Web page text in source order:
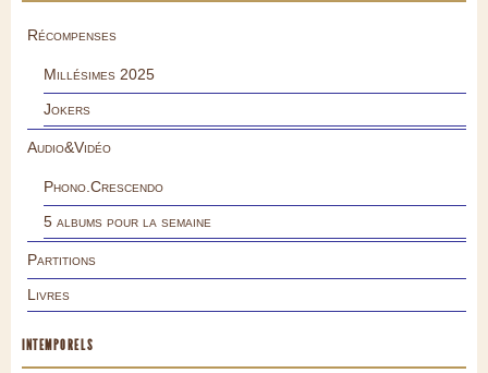
Récompenses
Millésimes 2025
Jokers
Audio&Vidéo
Phono.Crescendo
5 albums pour la semaine
Partitions
Livres
INTEMPORELS